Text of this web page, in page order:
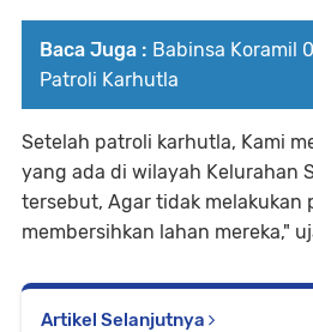
Baca Juga : Babinsa Koramil
Patroli Karhutla
Setelah patroli karhutla, Kami
yang ada di wilayah Kelurahan
tersebut, Agar tidak melakukan
membersihkan lahan mereka,"
Artikel Selanjutnya